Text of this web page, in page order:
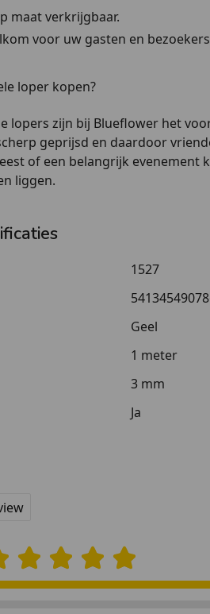
maat verkrijgbaar.
voor uw gasten en
loper kopen?
lopers zijn bij Blueflower het
geprijsd en daardoor
of een belangrijk evenement
liggen.
1527
Geel
1 meter
3 mm
Ja